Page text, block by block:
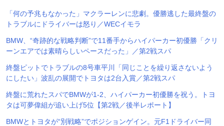
「何の予兆もなかった」マクラーレンに悲劇。優勝逃した最終盤の
トラブルにドライバーは怒り／WECイモラ
BMW、“奇跡的な戦略判断”で11番手からハイパーカー初優勝「クリ
ーンエアでは素晴らしいペースだった」／第2戦スパ
終盤ピットでトラブルの8号車平川「同じことを繰り返さないよう
にしたい」波乱の展開でトヨタは2台入賞／第2戦スパ
終盤に荒れたスパでBMWが1-2、ハイパーカー初優勝を祝う。トヨ
タは可夢偉組が追い上げ5位【第2戦／後半レポート】
BMWとトヨタが“別戦略”でポジションゲイン。元F1ドライバー同